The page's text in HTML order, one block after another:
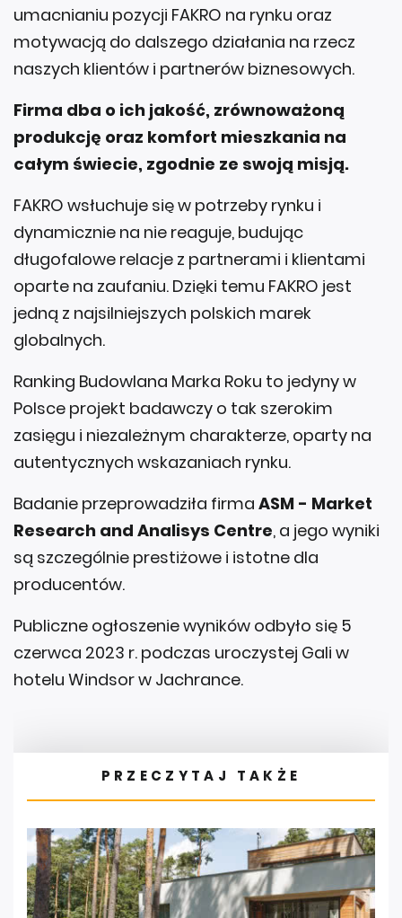
umacnianiu pozycji FAKRO na rynku oraz
motywacją do dalszego działania na rzecz
naszych klientów i partnerów biznesowych.
Firma dba o ich jakość, zrównoważoną
produkcję oraz komfort mieszkania na
całym świecie, zgodnie ze swoją misją.
FAKRO wsłuchuje się w potrzeby rynku i
dynamicznie na nie reaguje, budując
długofalowe relacje z partnerami i klientami
oparte na zaufaniu. Dzięki temu FAKRO jest
jedną z najsilniejszych polskich marek
globalnych.
Ranking Budowlana Marka Roku to jedyny w
Polsce projekt badawczy o tak szerokim
zasięgu i niezależnym charakterze, oparty na
autentycznych wskazaniach rynku.
Badanie przeprowadziła firma ASM - Market
Research and Analisys Centre, a jego wyniki
są szczególnie prestiżowe i istotne dla
producentów.
Publiczne ogłoszenie wyników odbyło się 5
czerwca 2023 r. podczas uroczystej Gali w
hotelu Windsor w Jachrance.